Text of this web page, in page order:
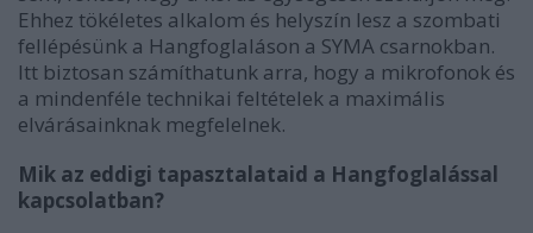
Ehhez tökéletes alkalom és helyszín lesz a szombati
fellépésünk a Hangfoglaláson a SYMA csarnokban.
Itt biztosan számíthatunk arra, hogy a mikrofonok és
a mindenféle technikai feltételek a maximális
elvárásainknak megfelelnek.
Mik az eddigi tapasztalataid a Hangfoglalással
kapcsolatban?